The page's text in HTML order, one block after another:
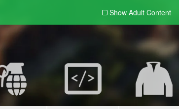
Show Adult Content